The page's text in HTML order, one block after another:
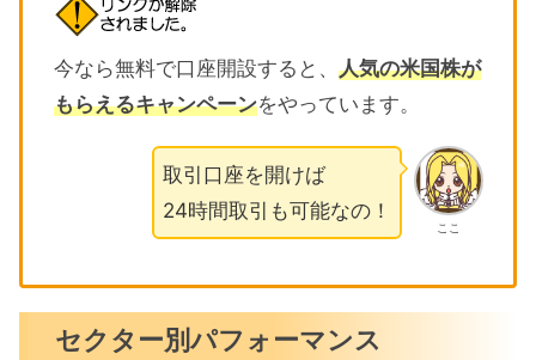
今なら無料で口座開設すると、 人気の米国株が
もらえるキャンペーンをやっています。
ここ
取引口座を開けば
24時間取引も可能なの！
セクター別パフォーマンス